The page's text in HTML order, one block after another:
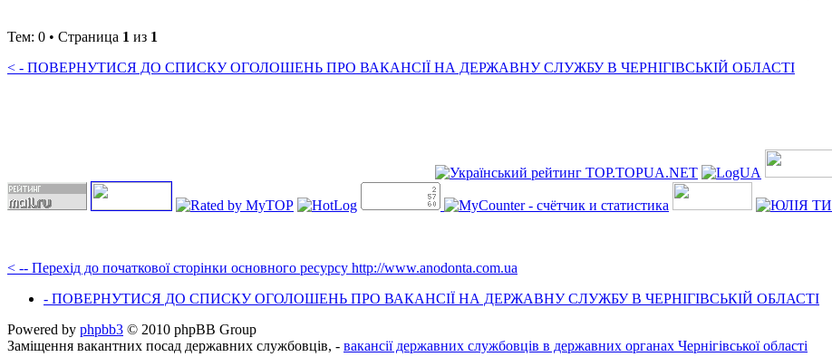
Тем: 0 • Страница 1 из 1
< - ПОВЕРНУТИСЯ ДО СПИСКУ ОГОЛОШЕНЬ ПРО ВАКАНСІЇ НА ДЕРЖАВНУ СЛУЖБУ В ЧЕРНІГІВСЬКІЙ ОБЛАСТІ
< -- Перехід до початкової сторінки основного ресурсу http://www.anodonta.com.ua
- ПОВЕРНУТИСЯ ДО СПИСКУ ОГОЛОШЕНЬ ПРО ВАКАНСІЇ НА ДЕРЖАВНУ СЛУЖБУ В ЧЕРНІГІВСЬКІЙ ОБЛАСТІ
Powered by phpbb3 © 2010 phpBB Group
Заміщення вакантних посад державних службовців, - вакансії державних службовців в державних органах Чернігівської області